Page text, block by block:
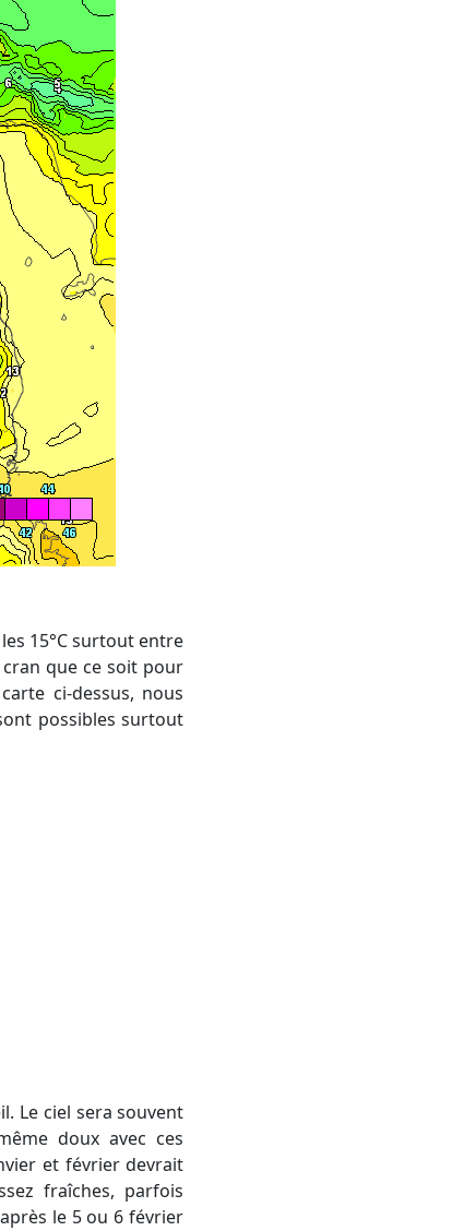
que ce soit pour
ci-dessus, nous
possibles surtout
doux avec ces
et février devrait
fraîches, parfois
le 5 ou 6 février